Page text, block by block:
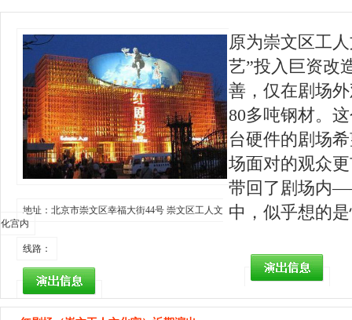
地址：北京市崇文区幸福大街44号 崇文区工人文
化宫内
线路：
原为崇文区工
艺”投入巨资改
善，仅在剧场
80多吨钢材。
台硬件的剧场
场面对的观众
带回了剧场内
中，似乎想的